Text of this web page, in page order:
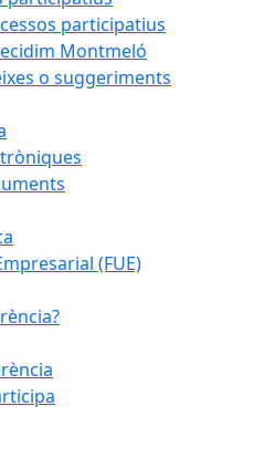
participatius
Montmeló
o suggeriments
(FUE)